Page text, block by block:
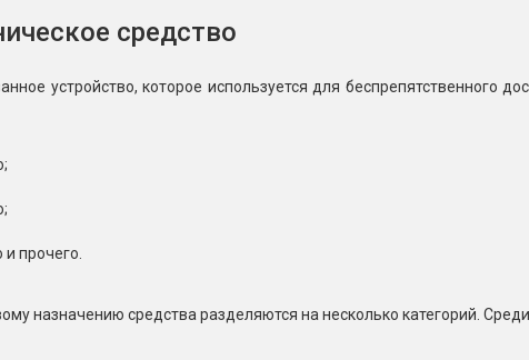
средство
устройство, которое используется для беспрепятственного
прочего.
назначению средства разделяются на несколько категорий.